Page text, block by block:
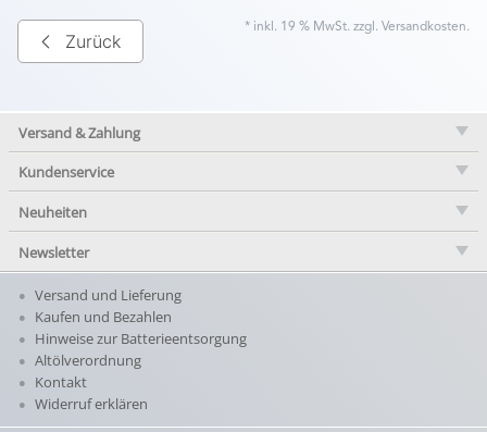
Zurück
* inkl. 19 % MwSt. zzgl. Versandkosten.
Versand & Zahlung
Kundenservice
Neuheiten
Newsletter
Versand und Lieferung
Kaufen und Bezahlen
Hinweise zur Batterieentsorgung
Altölverordnung
Kontakt
Widerruf erklären